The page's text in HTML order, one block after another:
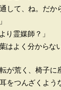
して、ね。だか
り霊媒師？」
はよく分からな
が荒く、椅子に
をつんざくよう